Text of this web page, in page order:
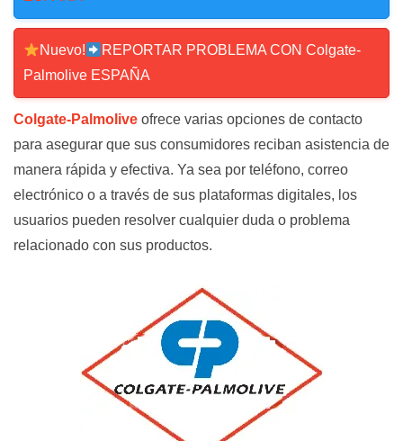
Nuevo!
REPORTAR PROBLEMA CON Colgate-
Palmolive ESPAÑA
Colgate-Palmolive ofrece varias opciones de contacto
para asegurar que sus consumidores reciban asistencia de
manera rápida y efectiva. Ya sea por teléfono, correo
electrónico o a través de sus plataformas digitales, los
usuarios pueden resolver cualquier duda o problema
relacionado con sus productos.